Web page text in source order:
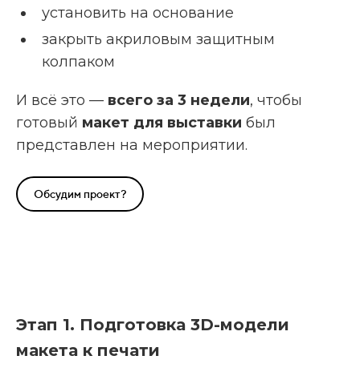
установить на основание
закрыть акриловым защитным
колпаком
И всё это — всего за 3 недели, чтобы
готовый макет для выставки был
представлен на мероприятии.
Обсудим проект?
Этап 1. Подготовка 3D-модели
макета к печати